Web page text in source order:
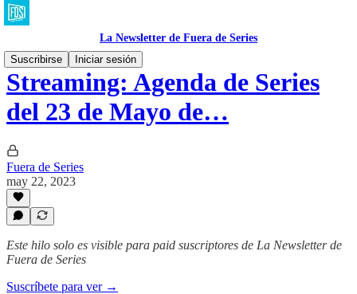
La Newsletter de Fuera de Series
Suscribirse
Iniciar sesión
Streaming: Agenda de Series
del 23 de Mayo de…
Fuera de Series
may 22, 2023
Este hilo solo es visible para paid suscriptores de La Newsletter de
Fuera de Series
Suscríbete para ver →